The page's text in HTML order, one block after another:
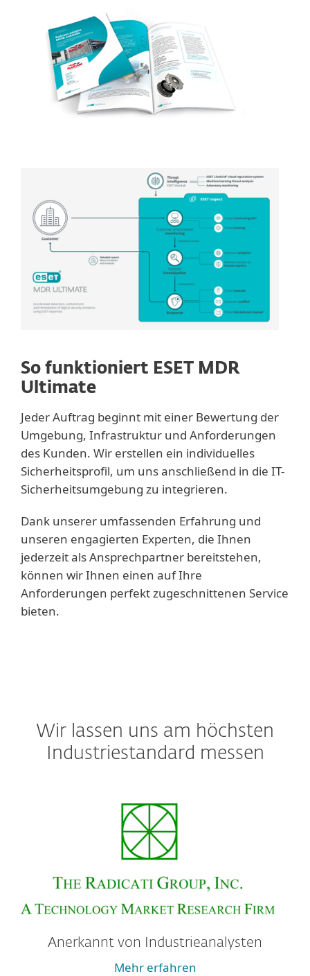
So funktioniert ESET MDR
Ultimate
Jeder Auftrag beginnt mit einer Bewertung der
Umgebung, Infrastruktur und Anforderungen
des Kunden. Wir erstellen ein individuelles
Sicherheitsprofil, um uns anschließend in die IT-
Sicherheitsumgebung zu integrieren.
Dank unserer umfassenden Erfahrung und
unseren engagierten Experten, die Ihnen
jederzeit als Ansprechpartner bereitstehen,
können wir Ihnen einen auf Ihre
Anforderungen perfekt zugeschnittenen Service
bieten.
Wir lassen uns am höchsten
Industriestandard messen
Anerkannt von Industrieanalysten
Mehr erfahren